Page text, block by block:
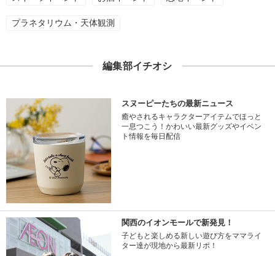
プラネタリウム・天体観測
編集部イチオシ
スヌーピーたちの最新ニュース
癒やされるキャラクターアイテムでほっと
一息つこう！かわいい最新グッズやイベン
ト情報を毎日配信
関西のイオンモールで新発見！
子どもと楽しめる新しい遊び方をママライ
ター達が現地から最新リポ！